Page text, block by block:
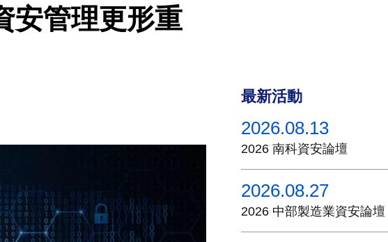
安管理更形重
最新活動
2026.08.13
2026 南科資安論壇
2026.08.27
2026 中部製造業資安論壇